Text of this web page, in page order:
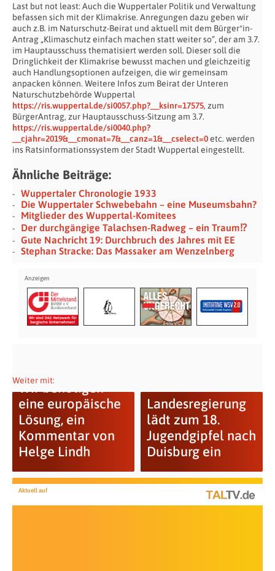
Last but not least: Auch die Wuppertaler Politik und Verwaltung
befassen sich mit der Klimakrise. Anregungen dazu geben wir
auch z.B. im Naturschutz-Beirat und aktuell mit dem Bürger*in-
Antrag „Klimaschutz einfach machen statt weiter so“, der am 3.7.
im Hauptausschuss thematisiert werden soll. Dieser soll die
Dringlichkeit der Klimakrise bewusst machen und gleichzeitig
auch Handlungsoptionen aufzeigen, die wir gemeinsam
anpacken können. Weitere Infos zum Beirat der Unteren
Naturschutzbehörde Wuppertal
https://ris.wuppertal.de/si0057.php?__ksinr=17575, zum
BürgerAntrag, zur Hauptausschuss-Sitzung am 3.7.
https://ris.wuppertal.de/si0040.php?
__cjahr=2019&__cmonat=7&__canz=1&__cselect=0etc. werden
ins Ratsinformationssystem der Stadt Wuppertal eingestellt.
Ähnliche Beiträge:
Wuppertaler Chronologie 1933
Die Wuppertaler Schwebebahn – eine Museumsbahn?
Mitglieder des Wuppertal-Komitees
Der durchgängige Talachsen-Radweg – ein Traum⁉
Gute Nachricht 19: Durchbruch des Jahres mit EE
Stephan Stracke: Das Massaker am Wenzelnberg
Weiter mit:
Wir benötigen
eine europäische
Lösung, ein
Kommentar von
Helge Lindh
Landesregierung
lädt zum 18.
Jugendgipfel nach
Duisburg ein
Aktuell auf